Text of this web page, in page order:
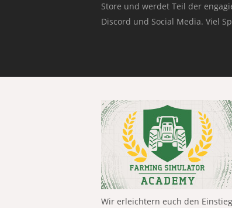
Store und werdet Teil der
Discord und Social Media. Viel
Wir erleichtern euch den Einstieg